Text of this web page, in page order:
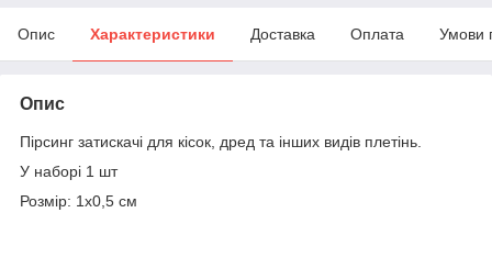
Опис Характеристики Доставка Оплата Умови
Опис
Пірсинг затискачі для кісок, дред та інших видів плетінь.
У наборі 1 шт
Розмір: 1х0,5 см